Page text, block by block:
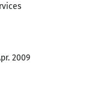
2009